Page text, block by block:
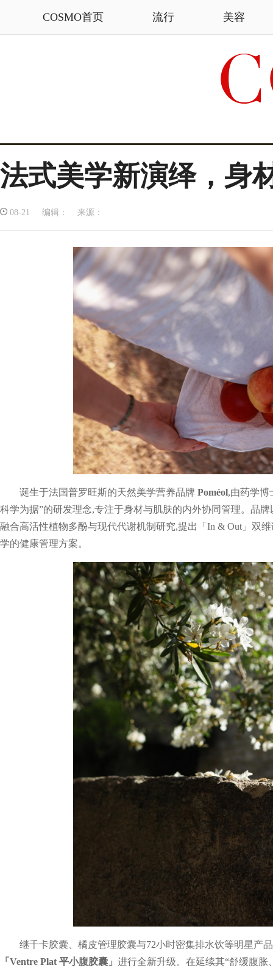
COSMO首页 流行 美容
法式美学新演绎，身
08-21 编辑： 来源：
诞生于法国普罗旺斯的天然美学营养品牌 Poméol,由药学
科学为据”的研发理念,专注于身材与肌肤的内外协同管理。品牌
融合高活性植物多酚与现代代谢机制研究,提出「In & Out」双
学的健康管理方案。
继千卡胶囊、橘皮管理胶囊与72小时密集排水饮等明星产
「Ventre Plat 平小腹胶囊」 进行全新升级。在延续其“舒缓腹